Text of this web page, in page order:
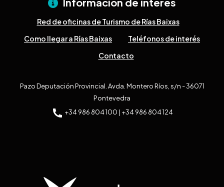
Red de oficinas de Turismo de Rías Baixas
Como llegar a Rías Baixas
Teléfonos de interés
Contacto
Pazo Deputación Provincial. Avda. Montero Ríos, s/n - 36071
Pontevedra
+34 986 804 100 | +34 986 804 124